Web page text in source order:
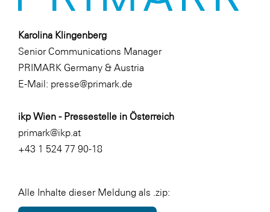
Karolina Klingenberg
Senior Communications Manager
PRIMARK Germany & Austria
E-Mail: presse@primark.de
ikp Wien - Pressestelle in Österreich
primark@ikp.at
+43 1 524 77 90-18
Alle Inhalte dieser Meldung als .zip: